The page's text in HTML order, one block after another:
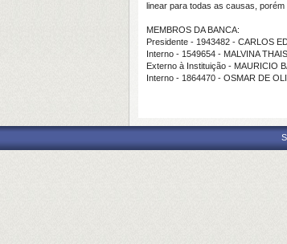
linear para todas as causas,
MEMBROS DA BANCA:
Presidente - 1943482 - CARLOS
Interno - 1549654 - MALVINA
Externo à Instituição - MAURICIO
Interno - 1864470 - OSMAR DE